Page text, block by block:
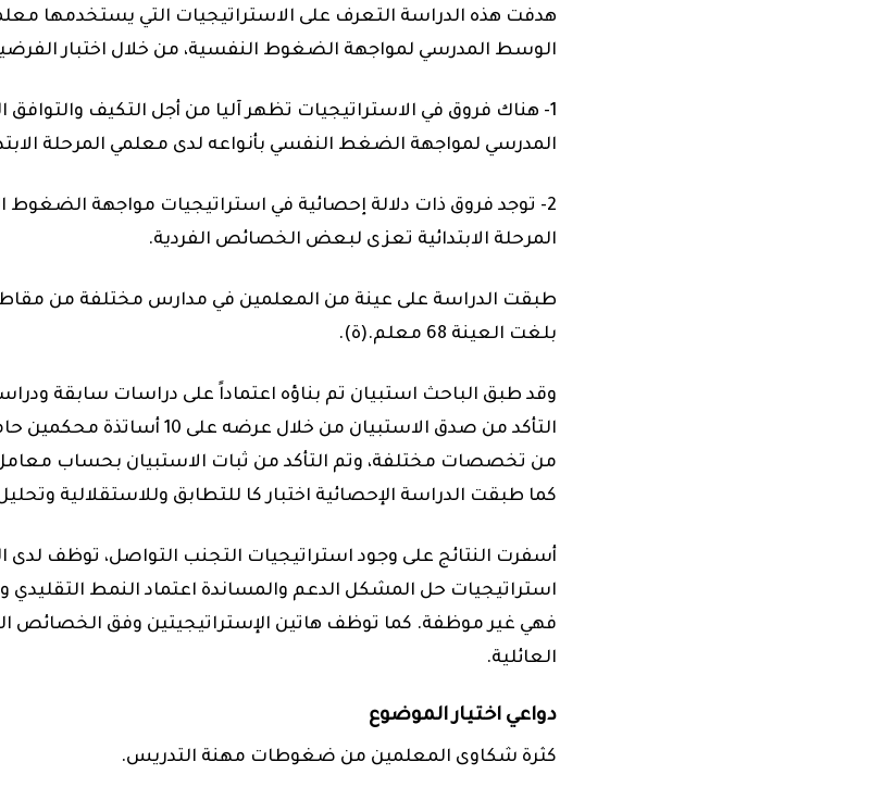
هدفت هذه الدراسة التعرف على الاستراتيجيات التي يستخدمها معلمو
الوسط المدرسي لمواجهة الضغوط النفسية، من خلال اختبار
1- هناك فروق في الاستراتيجيات تظهر آليا من أجل التكيف
المدرسي لمواجهة الضغط النفسي بأنواعه لدى معلمي المرحلة
2- توجد فروق ذات دلالة إحصائية في استراتيجيات مواجهة
المرحلة الابتدائية تعزى لبعض الخصائص الفردية.
طبقت الدراسة على عينة من المعلمين في مدارس مختلفة من
بلغت العينة 68 معلم.(ة).
وقد طبق الباحث استبيان تم بناؤه اعتماداً على دراسات سابقة
التأكد من صدق الاستبيان من خلال عرضه
من تخصصات مختلفة، وتم التأكد من ثبات الاستبيان بحساب
كما طبقت الدراسة الإحصائية اختبار كا للتطابق وللاستقلالية
أسفرت النتائج على وجود استراتيجيات التجنب التواصل، توظف لدى
استراتيجيات حل المشكل الدعم والمساندة اعتماد النمط التقليدي
فهي غير موظفة. كما توظف هاتين الإستراتيجيتين وفق الخصائص
العائلية.
دواعي اختيار الموضوع
كثرة شكاوى المعلمين من ضغوطات مهنة التدريس.